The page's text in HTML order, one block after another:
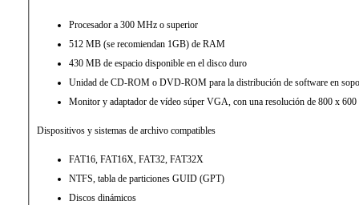
Procesador a 300 MHz o superior
512 MB (se recomiendan 1GB) de RAM
430 MB de espacio disponible en el disco duro
Unidad de CD-ROM o DVD-ROM para la distribución de software en
Monitor y adaptador de vídeo súper VGA, con una resolución de 800 x 600
Dispositivos y sistemas de archivo compatibles
FAT16, FAT16X, FAT32, FAT32X
NTFS, tabla de particiones GUID (GPT)
Discos dinámicos